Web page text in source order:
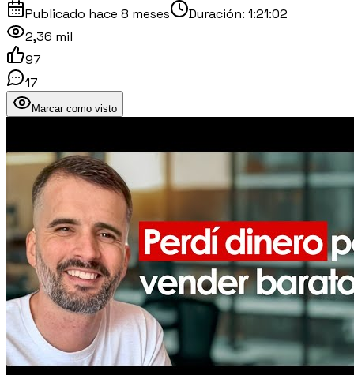
Publicado hace 8 meses Duración: 1:21:02
2,36 mil
97
17
Marcar como visto